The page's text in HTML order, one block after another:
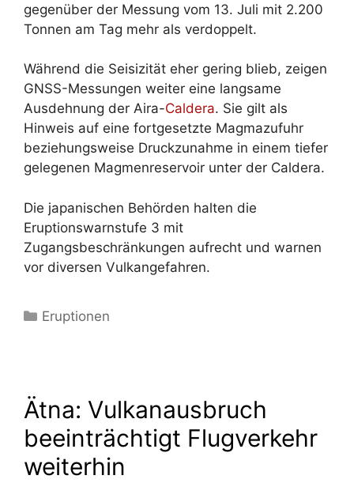
gegenüber der Messung vom 13. Juli mit 2.200
Tonnen am Tag mehr als verdoppelt.
Während die Seisizität eher gering blieb, zeigen
GNSS-Messungen weiter eine langsame
Ausdehnung der Aira-Caldera. Sie gilt als
Hinweis auf eine fortgesetzte Magmazufuhr
beziehungsweise Druckzunahme in einem tiefer
gelegenen Magmenreservoir unter der Caldera.
Die japanischen Behörden halten die
Eruptionswarnstufe 3 mit
Zugangsbeschränkungen aufrecht und warnen
vor diversen Vulkangefahren.
Kategorien
Eruptionen
Ätna: Vulkanausbruch
beeinträchtigt Flugverkehr
weiterhin